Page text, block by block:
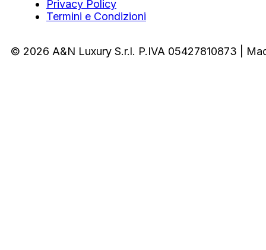
Privacy Policy
Termini e Condizioni
© 2026 A&N Luxury S.r.l. P.IVA 05427810873 |